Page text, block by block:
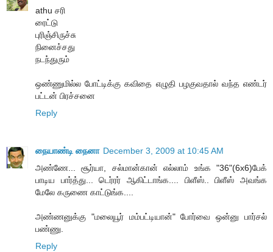
athu சரி
ரைட்டு
புரிஞ்சிருச்சு
நினைச்சது
நடந்துரும்
ஒண்ணுமில்ல போட்டிக்கு கவிதை எழுதி பழகுவதால் வந்த எண்டர்
பட்டன் பிரச்சனை
Reply
நையாண்டி நைனா December 3, 2009 at 10:45 AM
அண்ணே... சூர்யா, சல்மான்கான் எல்லாம் உங்க "36"(6x6)பேக்
பாடிய பார்த்து... டெர்ரர் ஆகிட்டாங்க.... பிளீஸ்.. பிளீஸ் அவங்க
மேலே கருணை காட்டுங்க....
அண்ணனுக்கு "மலையூர் மம்பட்டியான்" போர்வை ஒன்னு பார்சல்
பண்ணு.
Reply